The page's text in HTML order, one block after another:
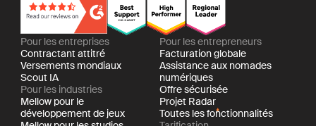
Pour les entreprises
Contractant attitré
Versements mondiaux
Scout IA
Pour les industries
Mellow pour le
développement de jeux
Pour les entrepreneurs
Facturation globale
Assistance aux nomades
numériques
Offre sécurisée
Projet Radar
Toutes les fonctionnalités